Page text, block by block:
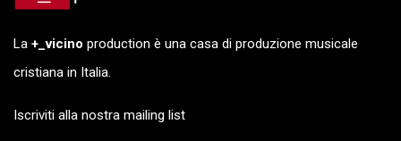
La +_vicino production è una casa di produzione musicale
cristiana in Italia.
Iscriviti alla nostra mailing list